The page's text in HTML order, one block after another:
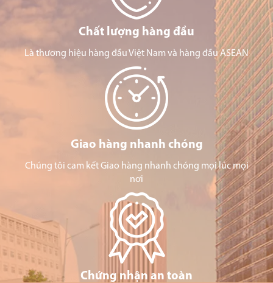
Chất lượng hàng đầu
Là thương hiệu hàng đầu Việt Nam và hàng đầu ASEAN
Giao hàng nhanh chóng
Chúng tôi cam kết Giao hàng nhanh chóng mọi lúc mọi
nơi
Chứng nhận an toàn